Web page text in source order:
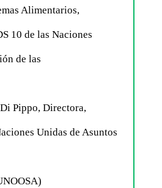
Alimentarios,
10 de las Naciones
de las
Pippo, Directora,
Unidas de Asuntos